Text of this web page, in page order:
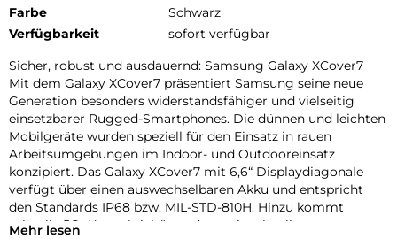
Farbe
Schwarz
Verfügbarkeit
sofort verfügbar
Sicher, robust und ausdauernd: Samsung Galaxy XCover7
Mit dem Galaxy XCover7 präsentiert Samsung seine neue
Generation besonders widerstandsfähiger und vielseitig
einsetzbarer Rugged-Smartphones. Die dünnen und leichten
Mobilgeräte wurden speziell für den Einsatz in rauen
Arbeitsumgebungen im Indoor- und Outdooreinsatz
konzipiert. Das Galaxy XCover7 mit 6,6“ Displaydiagonale
verfügt über einen auswechselbaren Akku und entspricht
den Standards IP68 bzw. MIL-STD-810H. Hinzu kommt
schnelle 5G -Konnektivität, sodass mit schnellen
Mehr lesen